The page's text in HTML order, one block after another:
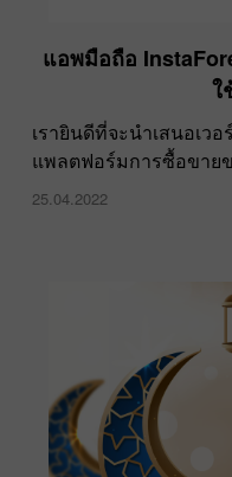
แอพมือถือ
ใ
เรายินดีที่จะนำเสนอเว
แพลตฟอร์มการซื้อขายข
25.04.2022